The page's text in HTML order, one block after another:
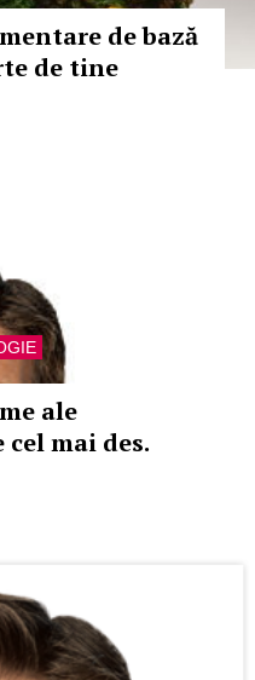
de bază
de tine
ale
mai des.